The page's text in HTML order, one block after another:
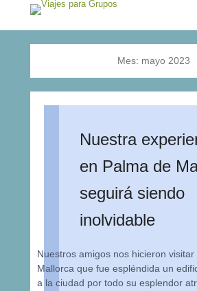
Mes: mayo 2023
Nuestra
en Palma de
seguirá siendo
inolvidable
Nuestros amigos nos hicieron
Mallorca que fue espléndida un
a la ciudad por todo su esplendor